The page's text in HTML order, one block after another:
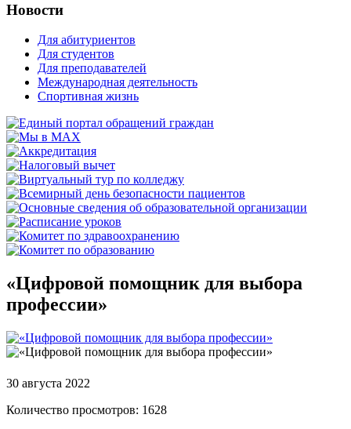
Новости
Для абитуриентов
Для студентов
Для преподавателей
Международная деятельность
Спортивная жизнь
«Цифровой помощник для выбора
профессии»
30 августа 2022
Количество просмотров: 1628